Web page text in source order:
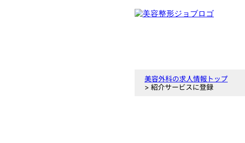
美容外科の求人情報トップ
> 紹介サービスに登録